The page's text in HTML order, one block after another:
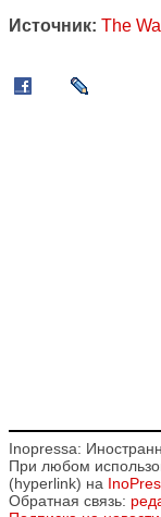
Источник: The
Inopressa:
При любом
(hyperlink) на
Обратная связь: